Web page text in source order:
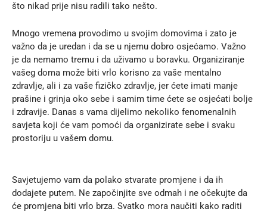
što nikad prije nisu radili tako nešto.
Mnogo vremena provodimo u svojim domovima i zato je
važno da je uredan i da se u njemu dobro osjećamo. Važno
je da nemamo tremu i da uživamo u boravku. Organiziranje
vašeg doma može biti vrlo korisno za vaše mentalno
zdravlje, ali i za vaše fizičko zdravlje, jer ćete imati manje
prašine i grinja oko sebe i samim time ćete se osjećati bolje
i zdravije. Danas s vama dijelimo nekoliko fenomenalnih
savjeta koji će vam pomoći da organizirate sebe i svaku
prostoriju u vašem domu.
Savjetujemo vam da polako stvarate promjene i da ih
dodajete putem. Ne započinjite sve odmah i ne očekujte da
će promjena biti vrlo brza. Svatko mora naučiti kako raditi